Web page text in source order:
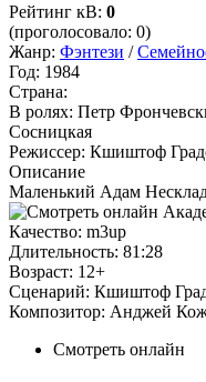
Рейтинг кВ: 0
(проголосовало: 0)
Жанр: Фэнтези /
Год: 1984
Страна:
В ролях: Петр
Сосницкая
Режиссер: Кшиштоф
Описание
Маленький Адам
Качество: m3up
Длительность: 81:28
Возраст: 12+
Сценарий: Кшиштоф
Композитор: Анджей
Смотреть онлайн